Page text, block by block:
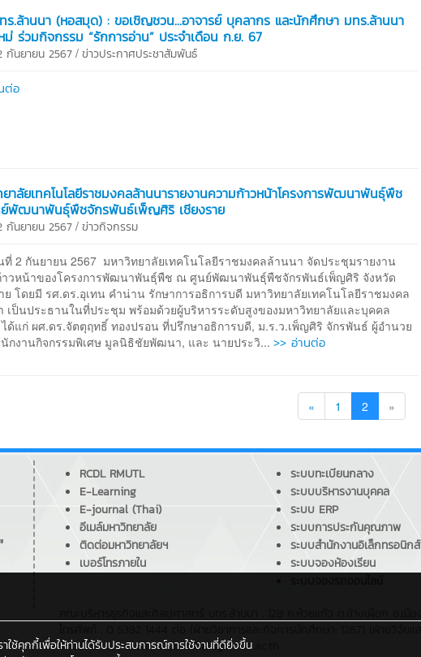
ร.ล้านนา (หอสมุด) : ขอเชิญชวน...อาจารย์ บุคลากร และนักศึกษา มทร.ล้านนา
ม่ ร่วมกิจกรรม “รักการอ่าน” ประจำเดือน ก.ย. 67
กันยายน 2567/ข่าวประกาศประชาสัมพันธ์
ต่อ
าลัยเทคโนโลยีราชมงคลล้านนารายงานความก้าวหน้าโครงการพัฒนาพันธุ์พืช
พัฒนาพันธุ์พืชจักรพันธ์เพ็ญศิริ เชียงราย
กันยายน 2567/ข่าวกิจกรรม
กันยายน 2567 มหาวิทยาลัยเทคโนโลยีราชมงคลล้านนา จัดประชุมรายงาน
าวหน้าของโครงการพัฒนาพันธุ์พืช ณ ศูนย์พัฒนาพันธุ์พืชจักรพันธ์เพ็ญศิริ จังหวัด
ย โดยมี รศ.ดร.อุเทน คำน่าน รักษาการอธิการบดี มหาวิทยาลัยเทคโนโลยีราชมงคล
เป็นประธานในที่ประชุม พร้อมด้วยผู้บริหารระดับสูงของมหาวิทยาลัยและบุคคล
ด้แก่ ผศ.ดร.จัตตุฤทธิ์ ทองปรอน ที่ปรึกษาอธิการบดี, ม.ร.ว.เพ็ญศิริ จักรพันธ์ ผู้อำนวย
นักงานกิจกรรมพิเศษ มูลนิธิชัยพัฒนา, และ นายประวิ...>> อ่านต่อ
« 1 2 »
RCDL RMUTL
E-Learning
E-journal (Thai)
อีเมล์มหาวิทยาลัย
ติดต่อมหาวิทยาลัยฯ
เบอร์โทรภายใน
ระบบทะเบียนกลาง
ระบบบริหารงานบุคคล
ระบบ ERP
ระบบการประกันคุณภาพ
ระบบสำนักงานอิเล็กทรอนิกส์
ระบบจองห้องเรียน
ศาตร์: 1279) , อีเมล : alumni.bala@rmutl.ac.th
าใช้คุกกี้เพื่อให้ท่านได้รับประสบการณ์การใช้งานที่ดียิ่งขึ้น